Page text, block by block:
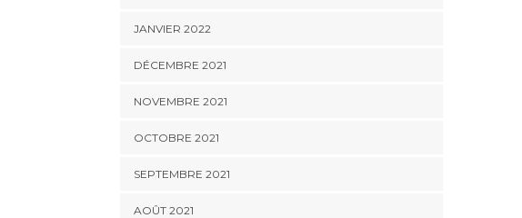
JANVIER 2022
DÉCEMBRE 2021
NOVEMBRE 2021
OCTOBRE 2021
SEPTEMBRE 2021
AOÛT 2021